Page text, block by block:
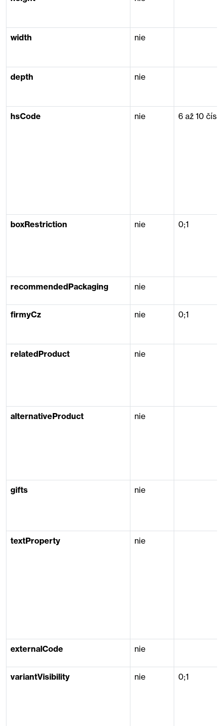
width nie
depth nie
hsCode nie 6 až 10
boxRestriction nie 0;1
recommendedPackaging nie
firmyCz nie 0;1
relatedProduct nie
alternativeProduct nie
gifts nie
textProperty nie
externalCode nie
variantVisibility nie 0;1